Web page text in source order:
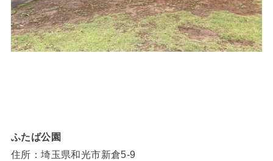
ふたば公園
住所：埼玉県和光市新倉5-9